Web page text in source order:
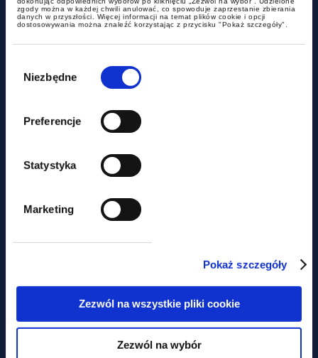
zgody można w każdej chwili anulować, co spowoduje zaprzestanie zbierania
danych w przyszłości. Więcej informacji na temat plików cookie i opcji
dostosowywania można znaleźć korzystając z przycisku "Pokaż szczegóły".
zgody
Niezbędne
Preferencje
Statystyka
Marketing
Pokaż szczegóły
Zezwól na wszystkie pliki cookie
Zezwól na wybór
JPK_CIT w pigułce – jak
przygotować się na nowe
webinar
Bezpłatny webinar GWW - PIP,
związki zawodowe i cudzoziemcy